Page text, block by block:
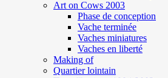
Art on Cows 2003
Phase de conception
Vache terminée
Vaches miniatures
Vaches en liberté
Making of
Quartier lointain